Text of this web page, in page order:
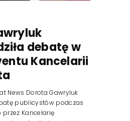
debatę w
Kancelarii
News Dorota Gawryluk
publicystów podczas
Kancelarię